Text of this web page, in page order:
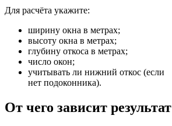
Для расчёта укажите:
ширину окна в метрах;
высоту окна в метрах;
глубину откоса в метрах;
число окон;
учитывать ли нижний откос (если
нет подоконника).
От чего зависит результат